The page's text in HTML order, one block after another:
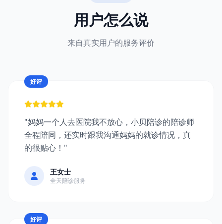
用户怎么说
来自真实用户的服务评价
好评
"妈妈一个人去医院我不放心，小贝陪诊的陪诊师
全程陪同，还实时跟我沟通妈妈的就诊情况，真
的很贴心！"
王女士
全天陪诊服务
好评